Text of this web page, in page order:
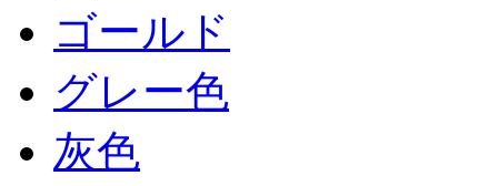
ゴールド
グレー色
灰色